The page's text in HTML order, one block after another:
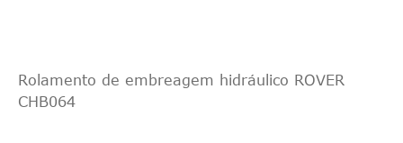
Rolamento de embreagem hidráulico ROVER
CHB064